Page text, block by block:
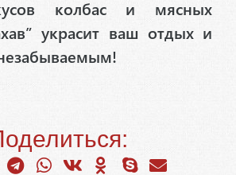
колбас и мясных
украсит ваш отдых и